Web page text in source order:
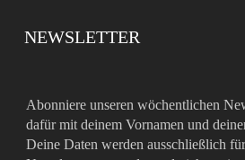
NEWSLETTER
Abonniere unseren wöchentlichen
dafür mit deinem Vornamen und
Deine Daten werden ausschließlich